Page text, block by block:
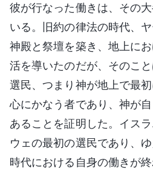
彼が行なった働きは、その
いる。旧約の律法の時代、
神殿と祭壇を築き、地上に
活を導いたのだが、そのこ
選民、つまり神が地上で最
心にかなう者であり、神が
あることを証明した。イス
ウェの最初の選民であり、
時代における自身の働きが